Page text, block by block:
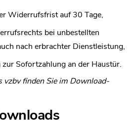
Widerrufsfrist auf 30 Tage,
bei unbestellten
nach erbrachter Dienstleistung,
Sofortzahlung an der Haustür.
vzbv finden Sie im Download-